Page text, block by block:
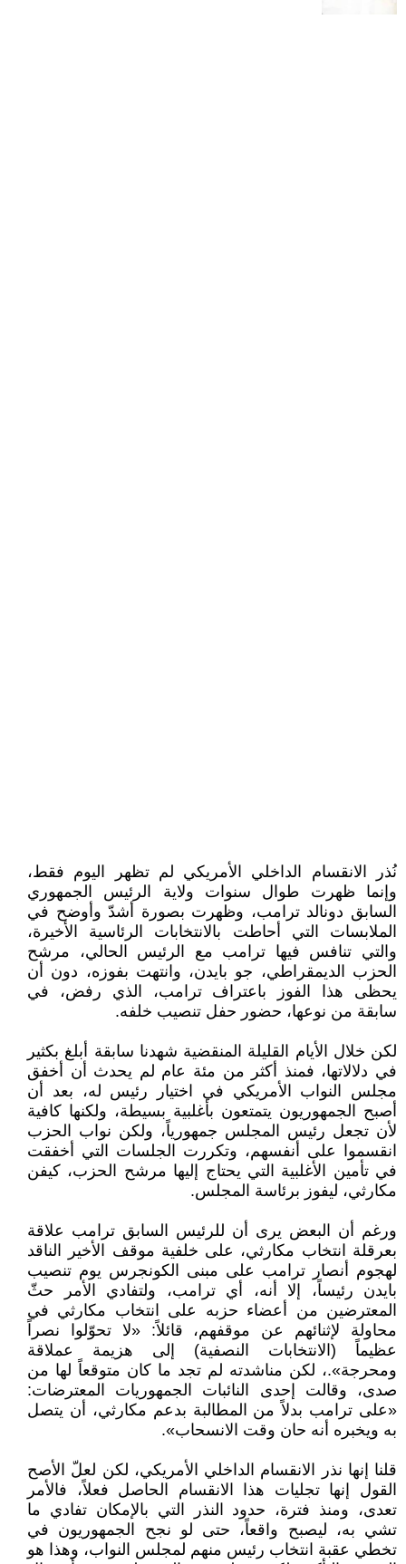
نُذر الانقسام الداخلي الأمريكي لم تظهر اليوم فقط،
وإنما ظهرت طوال سنوات ولاية الرئيس الجمهوري
السابق دونالد ترامب، وظهرت بصورة أشدّ وأوضح في
الملابسات التي أحاطت بالانتخابات الرئاسية الأخيرة،
والتي تنافس فيها ترامب مع الرئيس الحالي، مرشح
الحزب الديمقراطي، جو بايدن، وانتهت بفوزه، دون أن
يحظى هذا الفوز باعتراف ترامب، الذي رفض، في
سابقة من نوعها، حضور حفل تنصيب خلفه.
لكن خلال الأيام القليلة المنقضية شهدنا سابقة أبلغ بكثير
في دلالاتها، فمنذ أكثر من مئة عام لم يحدث أن أخفق
مجلس النواب الأمريكي في اختيار رئيس له، بعد أن
أصبح الجمهوريون يتمتعون بأغلبية بسيطة، ولكنها كافية
لأن تجعل رئيس المجلس جمهورياً، ولكن نواب الحزب
انقسموا على أنفسهم، وتكررت الجلسات التي أخفقت
في تأمين الأغلبية التي يحتاج إليها مرشح الحزب، كيفن
مكارثي، ليفوز برئاسة المجلس.
ورغم أن البعض يرى أن للرئيس السابق ترامب علاقة
بعرقلة انتخاب مكارثي، على خلفية موقف الأخير الناقد
لهجوم أنصار ترامب على مبنى الكونجرس يوم تنصيب
بايدن رئيساً، إلا أنه، أي ترامب، ولتفادي الأمر حثّ
المعترضين من أعضاء حزبه على انتخاب مكارثي في
محاولة لإثنائهم عن موقفهم، قائلاً: «لا تحوّلوا نصراً
عظيماً (الانتخابات النصفية) إلى هزيمة عملاقة
ومحرجة».، لكن مناشدته لم تجد ما كان متوقعاً لها من
صدى، وقالت إحدى النائبات الجمهوريات المعترضات:
«على ترامب بدلاً من المطالبة بدعم مكارثي، أن يتصل
به ويخبره أنه حان وقت الانسحاب».
قلنا إنها نذر الانقسام الداخلي الأمريكي، لكن لعلّ الأصح
القول إنها تجليات هذا الانقسام الحاصل فعلاً، فالأمر
تعدى، ومنذ فترة، حدود النذر التي بالإمكان تفادي ما
تشي به، ليصبح واقعاً، حتى لو نجح الجمهوريون في
تخطي عقبة انتخاب رئيس منهم لمجلس النواب، وهذا هو